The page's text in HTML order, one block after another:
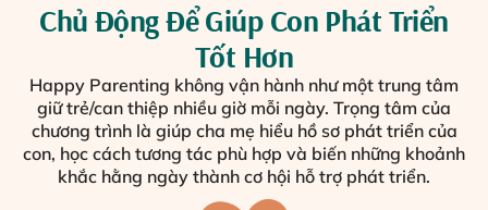
Chủ Động Để Giúp Con Phát Triển
Tốt Hơn
Happy Parenting không vận hành như một trung tâm
giữ trẻ/can thiệp nhiều giờ mỗi ngày. Trọng tâm của
chương trình là giúp cha mẹ hiểu hồ sơ phát triển của
con, học cách tương tác phù hợp và biến những khoảnh
khắc hằng ngày thành cơ hội hỗ trợ phát triển.